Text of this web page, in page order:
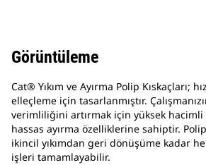
Görüntüleme
Cat® Yıkım ve Ayırma Polip Kıskaçları;
elleçleme için tasarlanmıştır.
verimliliğini artırmak için yüksek
hassas ayırma özelliklerine sahiptir.
ikincil yıkımdan geri dönüşüme kadar
işleri tamamlayabilir.